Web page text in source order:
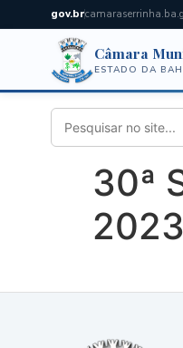
gov.br
Câmara
ESTADO DA
30ª
2023